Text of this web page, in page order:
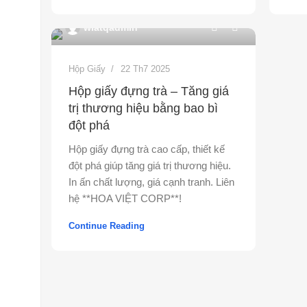
wiatqadmin
Hộp Giấy 22 Th7 2025
Hộp giấy đựng trà – Tăng giá
trị thương hiệu bằng bao bì
đột phá
Hộp giấy đựng trà cao cấp, thiết kế
đột phá giúp tăng giá trị thương hiệu.
In ấn chất lượng, giá cạnh tranh. Liên
hệ **HOA VIỆT CORP**!
Continue Reading